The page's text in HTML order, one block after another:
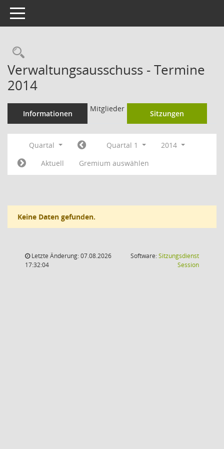
Toggle navigation
Rechercheauswahl
Verwaltungsausschuss - Termine
2014
Informationen
Mitglieder
Sitzungen
Quartal Quartal 1
2014
Aktuell
Gremium auswählen
Keine Daten gefunden.
Letzte Änderung: 07.08.2026
17:32:04
Software:Sitzungsdienst
Session(Wird in